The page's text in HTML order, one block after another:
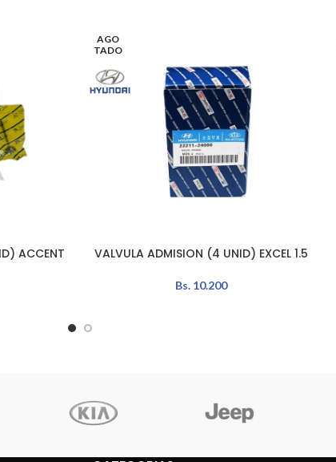
ACCENT
AGO
TADO
LEER MÁS
VALVULA ADMISION (4 UNID) EXCEL 1.5
Bs. 10.200